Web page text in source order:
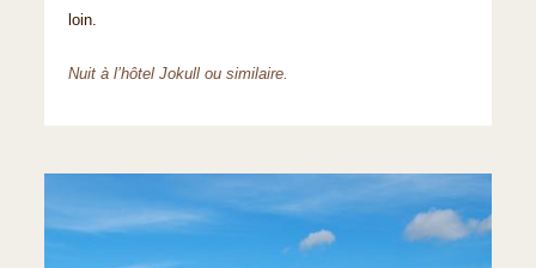
loin.
Nuit à l’hôtel Jokull ou similaire.